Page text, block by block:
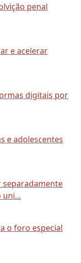
penal
e acelerar
digitais por
e adolescentes
separadamente
uni...
o foro especial